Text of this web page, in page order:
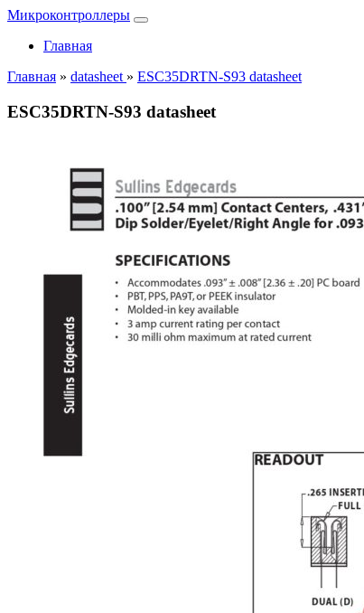
Микроконтроллеры
Главная
Главная » datasheet » ESC35DRTN-S93 datasheet
ESC35DRTN-S93 datasheet